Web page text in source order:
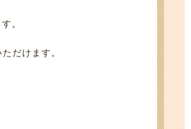
。
だけます。